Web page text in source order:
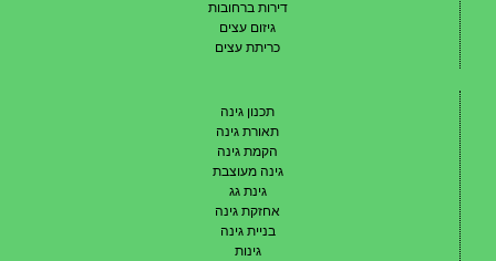
דירות ברחובות
גיזום עצים
כריתת עצים
תכנון גינה
תאורת גינה
הקמת גינה
גינה מעוצבת
גינת גג
אחזקת גינה
בניית גינה
גינות